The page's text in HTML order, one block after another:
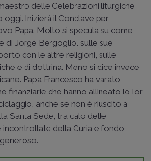
delle Celebrazioni liturgiche
oggi. Inizierà il Conclave per
Papa. Molto si specula su come
di Jorge Bergoglio, sulle sue
con le altre religioni, sulle
e di dottrina. Meno si dice invece
Papa Francesco ha varato
finanziarie che hanno allineato lo Ior
anche se non è riuscito a
Santa Sede, tra calo delle
incontrollate della Curia e fondo